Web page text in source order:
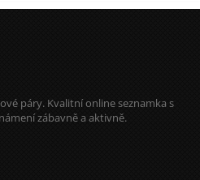
páry. Kvalitní online seznamka s
zábavně a aktivně.